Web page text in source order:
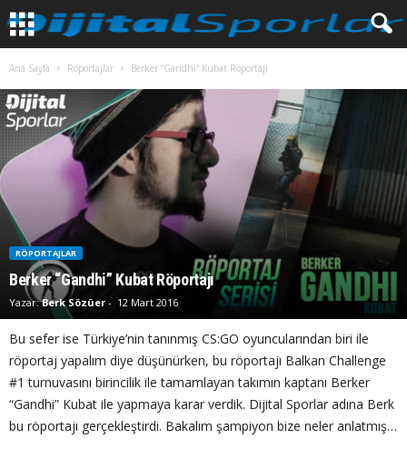
Ana Sayfa Röportajlar Berker “Gandhi” Kubat Röportajı
RÖPORTAJLAR
Berker “Gandhi” Kubat Röportajı
Yazar: Berk Sözüer - 12 Mart 2016
Bu sefer ise Türkiye’nin tanınmış CS:GO oyuncularından biri ile
röportaj yapalım diye düşünürken, bu röportajı Balkan Challenge
#1 turnuvasını birincilik ile tamamlayan takımın kaptanı Berker
“Gandhi” Kubat ile yapmaya karar verdik. Dijital Sporlar adına Berk
bu röportajı gerçekleştirdi. Bakalım şampiyon bize neler anlatmış…